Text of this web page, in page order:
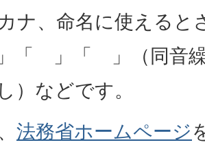
ナ、命名に使えると
「ゝ」「ゞ」（同音
）などです。
法務省ホームページ